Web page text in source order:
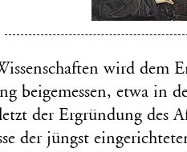
wird dem
beigemessen, etwa in
der Ergründung des
der jüngst